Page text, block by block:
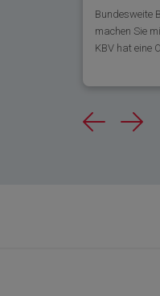
Bundesweite
machen Sie
KBV hat eine